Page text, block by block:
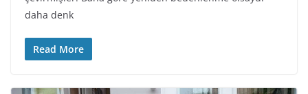
daha denk
Read More